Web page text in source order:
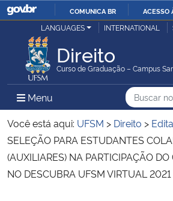
IR
COMUNICA BR ACESSO
Ministério da Justiça e Segurança Pública
Ministério da Defesa
Ministério das Relações Exteriores
Ministério da Economia
LANGUAGES INTERNATIONAL
Direito
Curso de Graduação – Campus
Menu Menu Principal do Sítio
Busca
Busca:
Você está aqui: UFSM > Direito >
SELEÇÃO PARA ESTUDANTES
(AUXILIARES) NA PARTICIPAÇÃO
NO DESCUBRA UFSM VIRTUAL 2021